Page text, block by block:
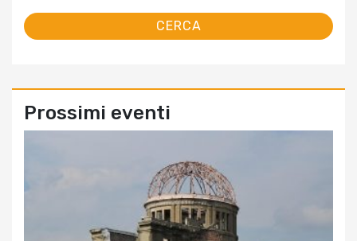
Prossimi eventi